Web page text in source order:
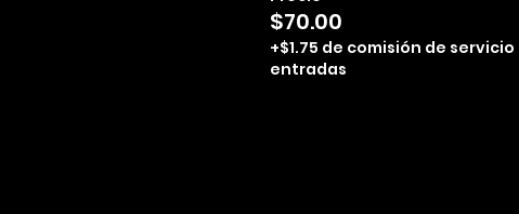
$70.00
+$1.75 de comisión de servicio
entradas